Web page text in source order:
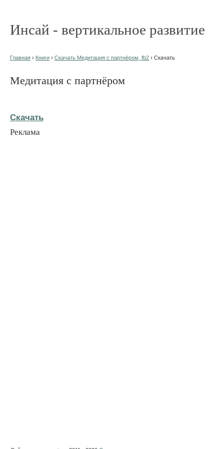
Инсай - вертикальное развитие
Главная › Книги › Скачать Медитация с партнёром, fb2 › Скачать
Медитация с партнёром
Скачать
Реклама